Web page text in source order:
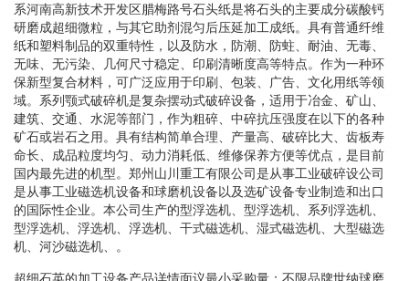
系河南高新技术开发区腊梅路号石头纸是将石头的主要成分碳酸钙
研磨成超细微粒，与其它助剂混匀后压延加工成纸。具有普通纤维
纸和塑料制品的双重特性，以及防水，防潮、防蛀、耐油、无毒、
无味、无污染、几何尺寸稳定、印刷清晰度高等特点。作为一种环
保新型复合材料，可广泛应用于印刷、包装、广告、文化用纸等领
域。系列颚式破碎机是复杂摆动式破碎设备，适用于冶金、矿山、
建筑、交通、水泥等部门，作为粗碎、中碎抗压强度在以下的各种
矿石或岩石之用。具有结构简单合理、产量高、破碎比大、齿板寿
命长、成品粒度均匀、动力消耗低、维修保养方便等优点，是目前
国内最先进的机型。郑州山川重工有限公司是从事工业破碎设公司
是从事工业磁选机设备和球磨机设备以及选矿设备专业制造和出口
的国际性企业。本公司生产的型浮选机、型浮选机、系列浮选机、
型浮选机、浮选机、浮选机、干式磁选机、湿式磁选机、大型磁选
机、河沙磁选机、。